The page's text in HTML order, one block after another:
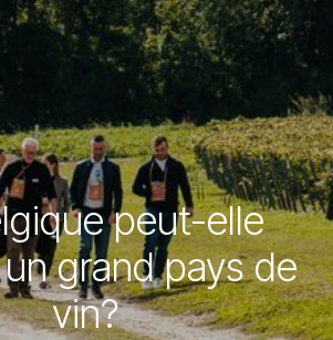
peut-elle
grand pays de
vin?